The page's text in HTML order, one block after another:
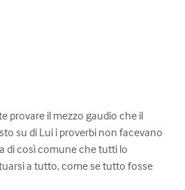
provare il mezzo gaudio che il
su di Lui i proverbi non facevano
di così comune che tutti lo
a tutto, come se tutto fosse